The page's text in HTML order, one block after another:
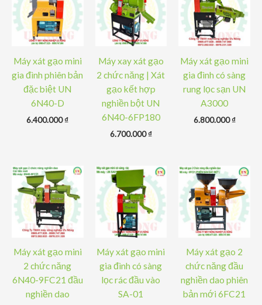
Máy xát gạo mini
gia đình phiên bản
đặc biệt UN
6N40-D
6.400.000₫
Máy xay xát gạo
2 chức năng | Xát
gạo kết hợp
nghiền bột UN
6N40-6FP180
6.700.000₫
Máy xát gạo mini
gia đình có sàng
rung lọc sạn UN
A3000
6.800.000₫
Máy xát gạo mini
2 chức năng
6N40-9FC21 đầu
nghiền dao
Máy xát gạo mini
gia đình có sàng
lọc rác đầu vào
SA-01
Máy xát gạo 2
chức năng đầu
nghiền dao phiên
bản mới 6FC21